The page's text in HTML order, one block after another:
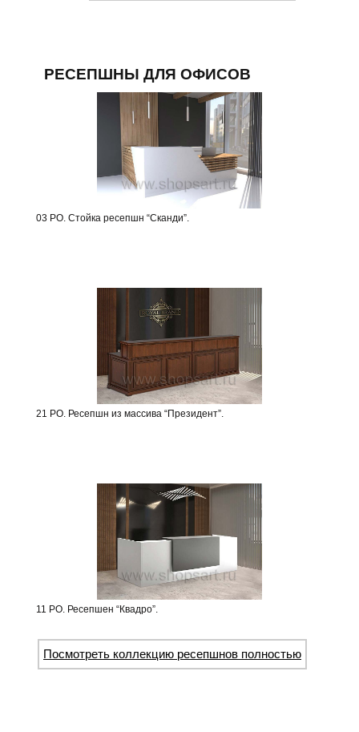
РЕСЕПШНЫ ДЛЯ ОФИСОВ
03 РО. Стойка ресепшн “Сканди”.
21 РО. Ресепшн из массива “Президент”.
11 РО. Ресепшен “Квадро”.
Посмотреть коллекцию ресепшнов полностью